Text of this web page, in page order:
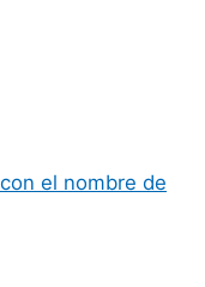
el nombre de